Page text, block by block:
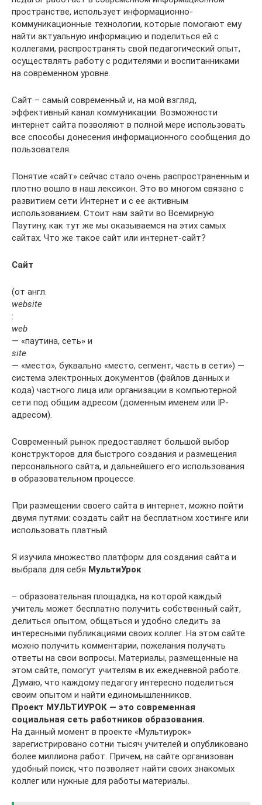
пространстве, использует информационно-
коммуникационные технологии, которые помогают ему
найти актуальную информацию и поделиться ей с
коллегами, распространять свой педагогический опыт,
осуществлять работу с родителями и воспитанниками
на современном уровне.
Сайт – самый современный и, на мой взгляд,
эффективный канал коммуникации. Возможности
интернет сайта позволяют в полной мере использовать
все способы донесения информационного сообщения до
пользователя.
Понятие «сайт» сейчас стало очень распространенным и
плотно вошло в наш лексикон. Это во многом связано с
развитием сети Интернет и с ее активным
использованием. Стоит нам зайти во Всемирную
Паутину, как тут же мы оказываемся на этих самых
сайтах. Что же такое сайт или интернет-сайт?
Сайт
(от англ.
website
:
web
— «паутина, сеть» и
site
— «место», буквально «место, сегмент, часть в сети») —
система электронных документов (файлов данных и
кода) частного лица или организации в компьютерной
сети под общим адресом (доменным именем или IP-
адресом).
Современный рынок предоставляет большой выбор
конструкторов для быстрого создания и размещения
персонального сайта, и дальнейшего его использования
в образовательном процессе.
При размещении своего сайта в интернет, можно пойти
двумя путями: создать сайт на бесплатном хостинге или
использовать платный.
Я изучила множество платформ для создания сайта и
выбрала для себя МультиУрок
– образовательная площадка, на которой каждый
учитель может бесплатно получить собственный сайт,
делиться опытом, общаться и удобно следить за
интересными публикациями своих коллег. На этом сайте
можно получить комментарии, пожелания получать
ответы на свои вопросы. Материалы, размещенные на
этом сайте, помогут учителям в их ежедневной работе.
Думаю, что каждому педагогу интересно поделиться
своим опытом и найти единомышленников.
Проект МУЛЬТИУРОК — это современная
социальная сеть работников образования.
На данный момент в проекте «Мультиурок»
зарегистрировано сотни тысяч учителей и опубликовано
более миллиона работ. Причем, на сайте организован
удобный поиск, что позволяет найти своих знакомых
коллег или нужные для работы материалы.